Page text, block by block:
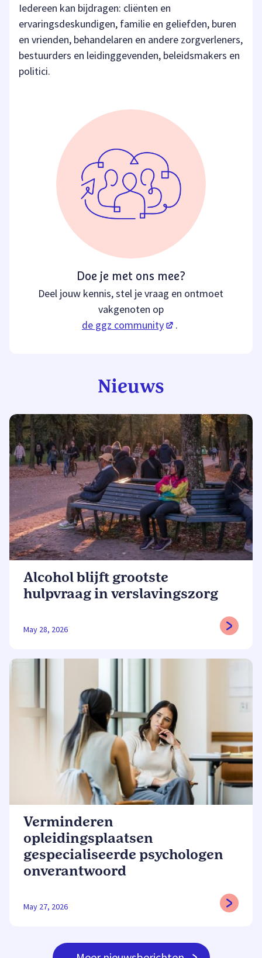
Iedereen kan bijdragen: cliënten en
ervaringsdeskundigen, familie en geliefden, buren
en vrienden, behandelaren en andere zorgverleners,
bestuurders en leidinggevenden, beleidsmakers en
politici.
Doe je met ons mee?
Deel jouw kennis, stel je vraag en ontmoet
vakgenoten op
de ggz community(opent in een nieuw
.
Nieuws
Alcohol blijft grootste
hulpvraag in verslavingszorg
May 28, 2026
Verminderen
opleidingsplaatsen
gespecialiseerde psychologen
onverantwoord
May 27, 2026